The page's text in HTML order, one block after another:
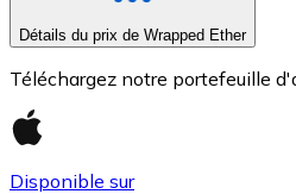
Détails du prix de Wrapped Ether
Téléchargez notre portefeuille
Disponible sur